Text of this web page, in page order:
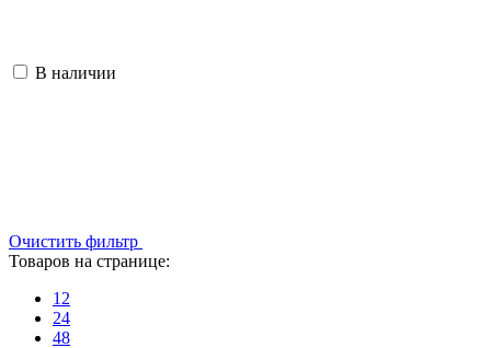
В наличии
Очистить фильтр
Товаров на странице:
12
24
48